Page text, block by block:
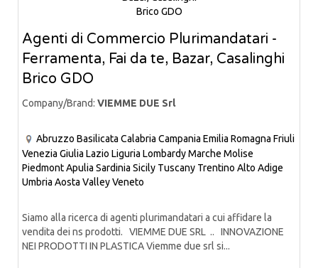
Agenti di Commercio Plurimandatari -
Ferramenta, Fai da te, Bazar, Casalinghi
Brico GDO
Company/Brand: VIEMME DUE Srl
Abruzzo Basilicata Calabria Campania Emilia Romagna Friuli
Venezia Giulia Lazio Liguria LombardyMarche Molise
PiedmontApulia Sardinia Sicily Tuscany Trentino Alto Adige
Umbria Aosta ValleyVeneto
Siamo alla ricerca di agenti plurimandatari a cui affidare la
vendita dei ns prodotti. VIEMME DUE SRL .. INNOVAZIONE
NEI PRODOTTI IN PLASTICA Viemme due srl si...